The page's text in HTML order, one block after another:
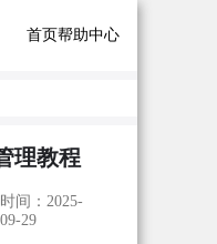
首页帮助中心
理教程
时间：2025-
09-29